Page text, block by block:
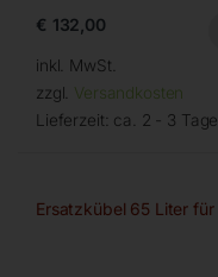
€ 132,00
inkl. MwSt.
zzgl. Versandkosten
Lieferzeit: ca. 2 - 3 Tage
Ersatzkübel 65 Liter für